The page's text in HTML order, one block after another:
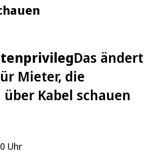
Das ändert
Mieter, die
über Kabel schauen
Uhr